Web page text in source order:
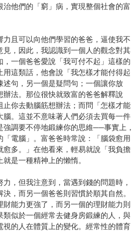
他們的「窮」病，實現整個社會的富
力且可以向他們學習的爸爸，逼使我不
見，因此，我認識到一個人的觀念對其
，一個爸爸愛說「我可付不起」這樣的
用這類話，他會說「我怎樣才能付得起
述句，另一個是疑問句；一個讓你放
辦法。那位很快就致富的爸爸解釋說
止你去動腦筋想辦法；而問「怎樣才能
腦。這並不意味著人們必須去買每一件
強調要不停地鍛練你的思維──事實上，
「電腦」。富爸爸時常說：「腦袋愈用
愈多。」在他看來，輕易就說「我負擔
是一種精神上的懶惰。
，但我注意到，當遇到錢的問題時，
，而另一個爸爸則習慣於順其自然。
能力更強了，而另一個的理財能力則
類似於一個經常去健身房鍛練的人，與
視的人在體質上的變化。經常性的體育